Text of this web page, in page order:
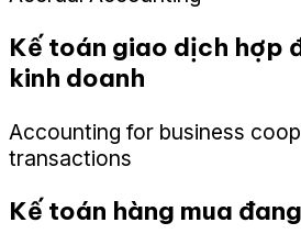
Kế toán giao dịch hợp
kinh doanh
Accounting for business
transactions
Kế toán hàng mua